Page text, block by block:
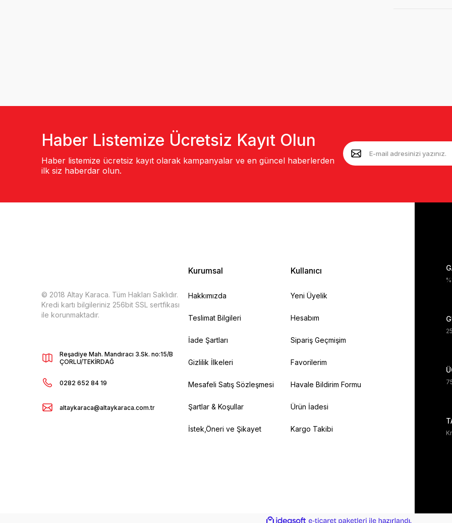
Haber Listemize Ücretsiz Kayıt Olun
Haber listemize ücretsiz kayıt olarak kampanyalar ve en güncel haberlerden
ilk siz haberdar olun.
© 2018 Altay Karaca. Tüm Hakları Saklıdır.
Kredi kartı bilgileriniz 256bit SSL sertfikası
ile korunmaktadır.
Reşadiye Mah. Mandıracı 3.Sk. no:15/B
ÇORLU/TEKİRDAĞ
0282 652 84 19
altaykaraca@altaykaraca.com.tr
Kurumsal
Hakkımızda
Teslimat Bilgileri
İade Şartları
Gizlilik İlkeleri
Mesafeli Satış Sözleşmesi
Şartlar & Koşullar
İstek,Öneri ve Şikayet
Kullanıcı
Yeni Üyelik
Hesabım
Sipariş Geçmişim
Favorilerim
Havale Bildirim Formu
Ürün İadesi
Kargo Takibi
ideasoft e-